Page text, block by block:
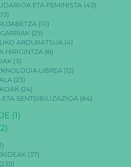
ETA FEMINISTA (43)
(10)
(25)
ARDURATSUA (4)
HIRIGINTZA (8)
(3)
LIBREA (12)
(23)
(24)
ETA SENTSIBILIZAZIOA (64)
(1)
(37)
(235)